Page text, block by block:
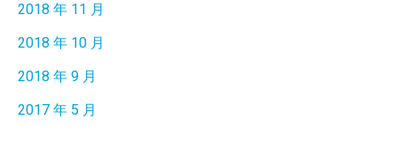
2018 年 11 月
2018 年 10 月
2018 年 9 月
2017 年 5 月